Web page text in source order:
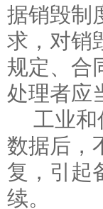
据销毁制
求，对销
规定、合
处理者应
工业
数据后，
复，引起
续。